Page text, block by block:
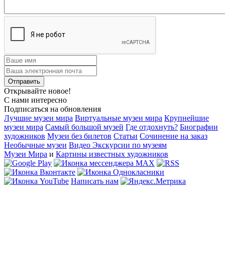
Открывайте новое!
С нами интересно
Подписаться на обновления
Лучшие музеи мира Виртуальные музеи мира Крупнейшие
музеи мира Самый большой музей Где отдохнуть? Биографии
художников Музеи без билетов Статьи Сочинение на заказ
Необычные музеи Видео Экскурсии по музеям
Музеи Мира и Картины известных художников
Написать нам